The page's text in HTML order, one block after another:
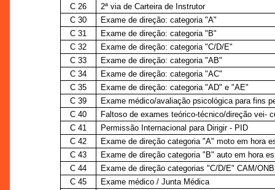
C 26
2ª via de Carteira de Instrutor
C 30
Exame de direção: categoria "A"
C 31
Exame de direção: categoria "B"
C 32
Exame de direção: categoria "C/D/E"
C 33
Exame de direção: categoria "AB"
C 34
Exame de direção: categoria "AC"
C 35
Exame de direção: categoria "AD" e "AE"
C 39
Exame médico/avaliação psicológica para fins
C 40
Faltoso de exames teórico-técnico/direção vei-
C 41
Permissão Internacional para Dirigir - PID
C 42
Exame de direção categoria "A" moto em hora
C 43
Exame de direção categoria "B" auto em hora
C 44
Exame de direção categorias "C/D/E" CAM/
C 45
Exame médico / Junta Médica